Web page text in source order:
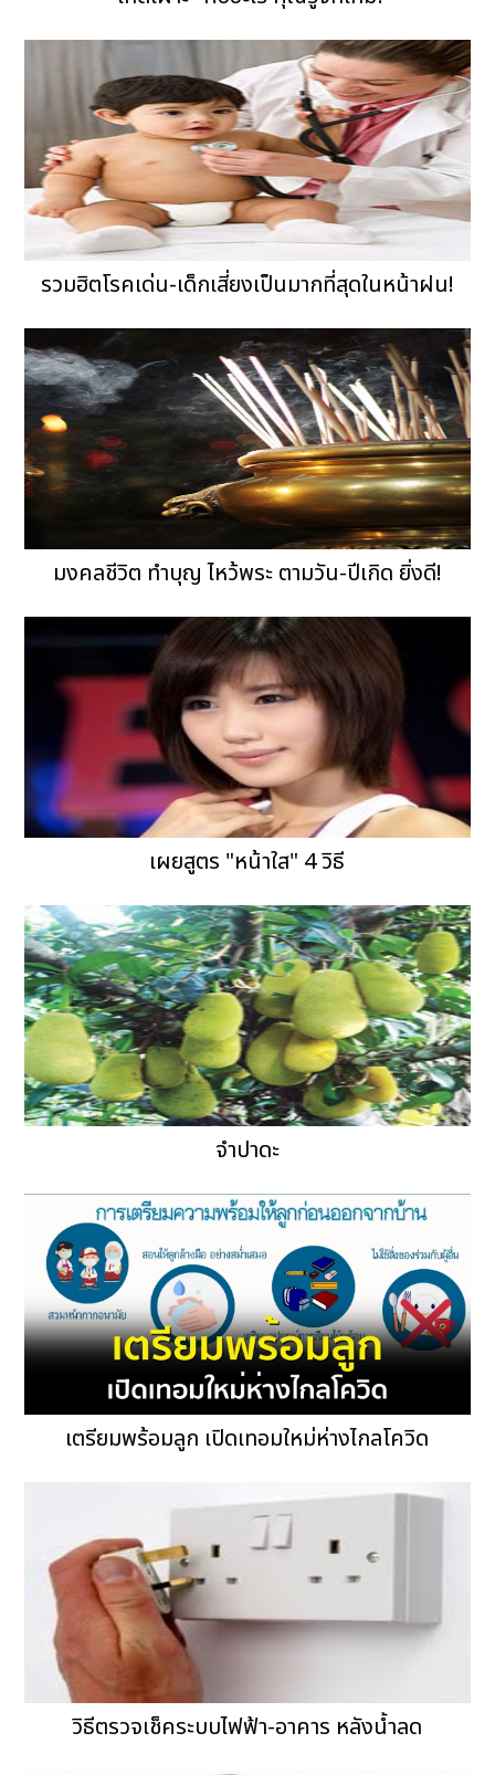
รวมฮิตโรคเด่น-เด็กเสี่ยงเป็นมากที่สุดในหน้าฝน!
มงคลชีวิต ทำบุญ ไหว้พระ ตามวัน-ปีเกิด ยิ่งดี!
เผยสูตร "หน้าใส" 4 วิธี
จำปาดะ
เตรียมพร้อมลูก เปิดเทอมใหม่ห่างไกลโควิด
วิธีตรวจเช็คระบบไฟฟ้า-อาคาร หลังน้ำลด